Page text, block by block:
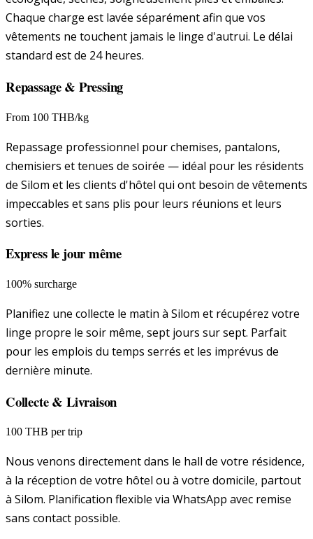
Chaque charge est lavée séparément afin que vos
vêtements ne touchent jamais le linge d'autrui. Le délai
standard est de 24 heures.
Repassage & Pressing
From 100 THB/kg
Repassage professionnel pour chemises, pantalons,
chemisiers et tenues de soirée — idéal pour les résidents
de Silom et les clients d'hôtel qui ont besoin de vêtements
impeccables et sans plis pour leurs réunions et leurs
sorties.
Express le jour même
100% surcharge
Planifiez une collecte le matin à Silom et récupérez votre
linge propre le soir même, sept jours sur sept. Parfait
pour les emplois du temps serrés et les imprévus de
dernière minute.
Collecte & Livraison
100 THB per trip
Nous venons directement dans le hall de votre résidence,
à la réception de votre hôtel ou à votre domicile, partout
à Silom. Planification flexible via WhatsApp avec remise
sans contact possible.